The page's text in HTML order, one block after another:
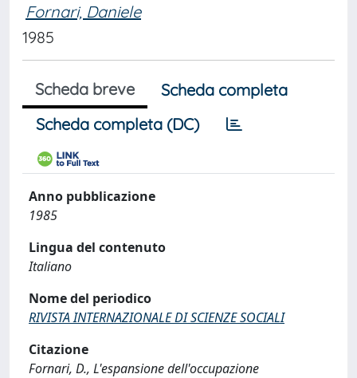
Fornari, Daniele
1985
Scheda breve
Scheda completa
Scheda completa (DC)
Anno pubblicazione
1985
Lingua del contenuto
Italiano
Nome del periodico
RIVISTA INTERNAZIONALE DI SCIENZE SOCIALI
Citazione
Fornari, D., L'espansione dell'occupazione